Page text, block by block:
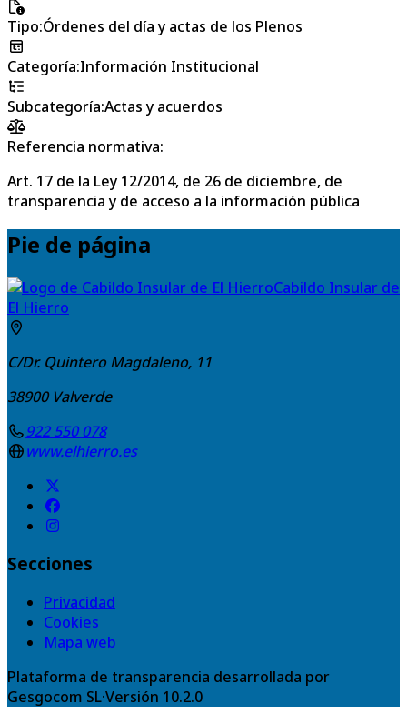
Tipo:Órdenes del día y actas de los Plenos
Categoría:Información Institucional
Subcategoría:Actas y acuerdos
Referencia normativa:
Art. 17 de la Ley 12/2014, de 26 de diciembre, de
transparencia y de acceso a la información pública
Pie de página
Cabildo Insular de
El Hierro
C/Dr. Quintero Magdaleno, 11
38900 Valverde
922 550 078
www.elhierro.es
Secciones
Privacidad
Cookies
Mapa web
Plataforma de transparencia desarrollada por
Gesgocom SL·Versión 10.2.0